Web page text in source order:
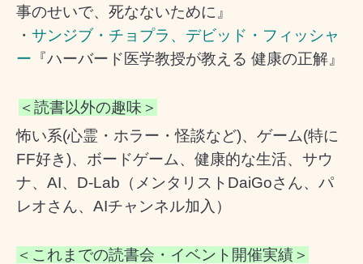
事のせいで、死なないために 』
・ サンジブ・チョプラ、 デビッド・フィッシャ
ー 『ハーバード医学教授が教える 健康の正解 』
＜読書以外の趣味＞
怖い系(心霊・ホラー・怪談など)、ゲーム(特に
FF好き)、ボードゲーム、健康的な生活、サウ
ナ、AI、D-Lab（メンタリストDaiGoさん、パ
レオさん、AIチャンネル加入）
＜これまでの読書会・イベント開催実績＞